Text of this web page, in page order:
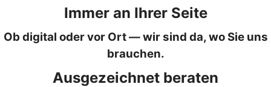
Immer an Ihrer Seite
Ob digital oder vor Ort — wir sind da, wo Sie uns
brauchen.
Ausgezeichnet beraten